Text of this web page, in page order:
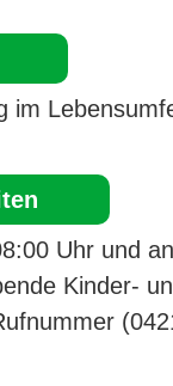
im
Uhr und
Kinder-